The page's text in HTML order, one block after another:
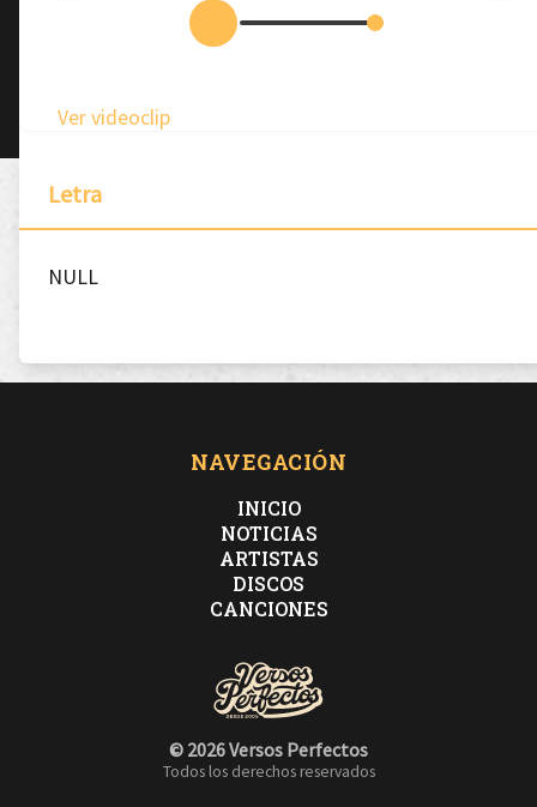
Ver videoclip
Letra
NULL
NAVEGACIÓN
INICIO
NOTICIAS
ARTISTAS
DISCOS
CANCIONES
© 2026 Versos Perfectos
Todos los derechos reservados